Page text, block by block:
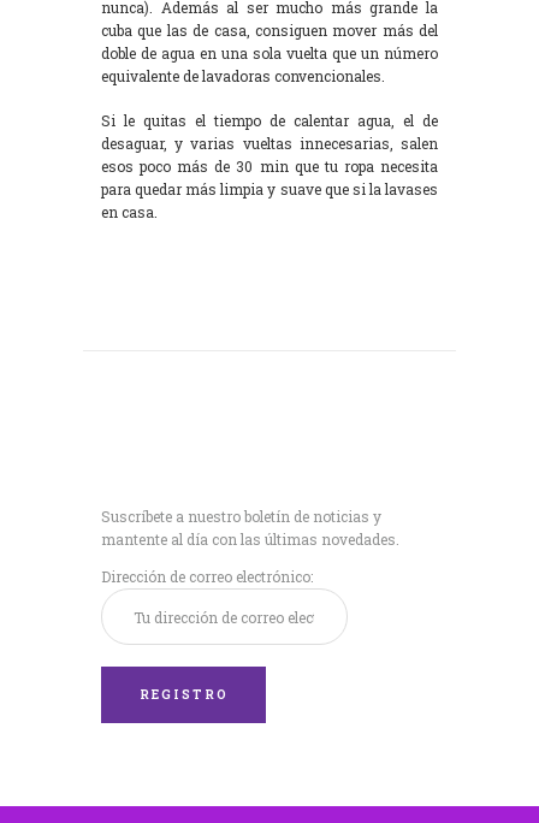
nunca). Además al ser mucho más grande la
cuba que las de casa, consiguen mover más del
doble de agua en una sola vuelta que un número
equivalente de lavadoras convencionales.
Si le quitas el tiempo de calentar agua, el de
desaguar, y varias vueltas innecesarias, salen
esos poco más de 30 min que tu ropa necesita
para quedar más limpia y suave que si la lavases
en casa.
Suscríbete a nuestro boletín de noticias y
mantente al día con las últimas novedades.
Dirección de correo electrónico: